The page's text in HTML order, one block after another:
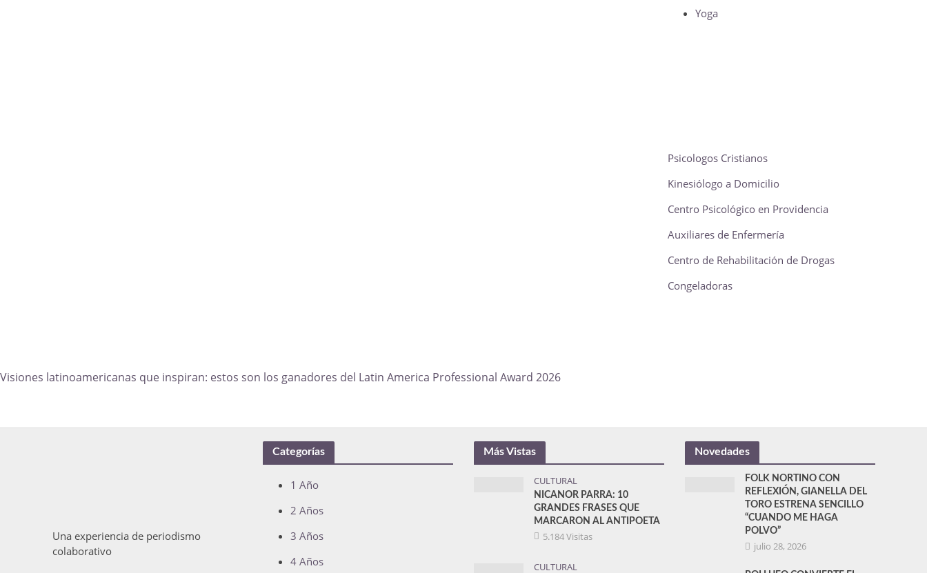
Yoga
Psicologos Cristianos
Kinesiólogo a Domicilio
Centro Psicológico en Providencia
Auxiliares de Enfermería
Centro de Rehabilitación de Drogas
Congeladoras
Visiones latinoamericanas que inspiran: estos son los ganadores del Latin America Professional Award 2026
Una experiencia de periodismo
colaborativo
Categorías
1 Año
2 Años
3 Años
4 Años
Más Vistas
CULTURAL
NICANOR PARRA: 10
GRANDES FRASES QUE
MARCARON AL ANTIPOETA
5.184 Visitas
CULTURAL
Novedades
FOLK NORTINO CON
REFLEXIÓN, GIANELLA DEL
TORO ESTRENA SENCILLO
“CUANDO ME HAGA
POLVO”
julio 28, 2026